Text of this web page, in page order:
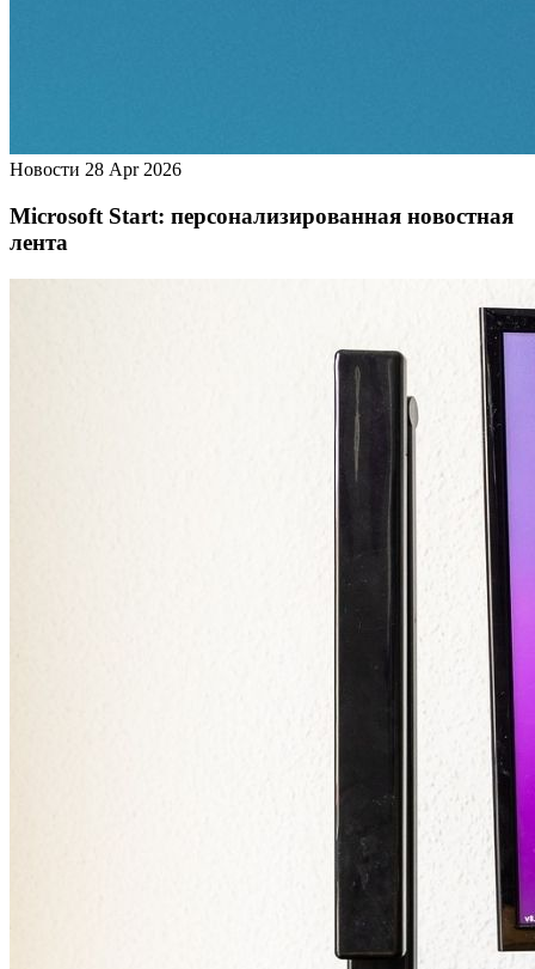
Новости 28 Apr 2026
Microsoft Start: персонализированная новостная
лента